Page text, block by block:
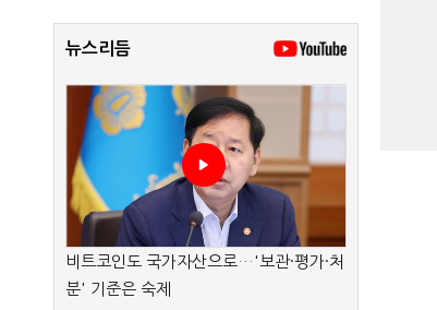
뉴스리듬
비트코인도 국가자산으로…'보관·평가·처
분' 기준은 숙제